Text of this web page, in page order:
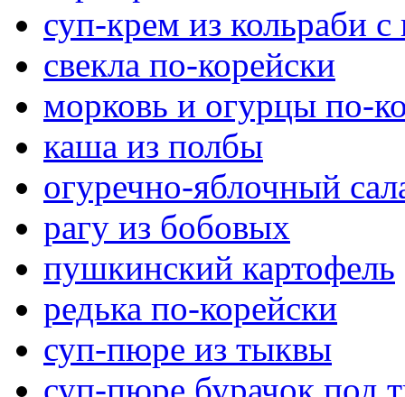
суп-крем из кольраби
свекла по-корейски
морковь и огурцы по-
каша из полбы
огуречно-яблочный
рагу из бобовых
пушкинский картофель
редька по-корейски
суп-пюре из тыквы